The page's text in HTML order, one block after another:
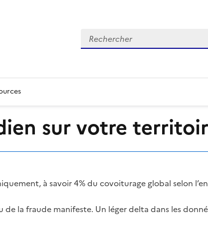
Rechercher
sur votre
à savoir 4% du covoiturage global selon
la fraude manifeste. Un léger delta dans les